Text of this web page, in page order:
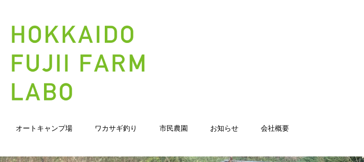
オートキャンプ場 ワカサギ釣り 市民農園 お知らせ 会社概要